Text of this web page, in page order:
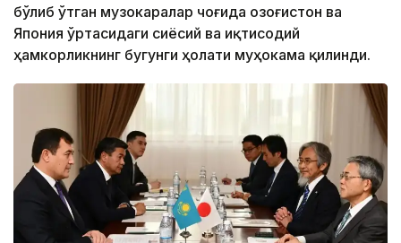
бўлиб ўтган музокаралар чоғида Қозоғистон ва
Япония ўртасидаги сиёсий ва иқтисодий
ҳамкорликнинг бугунги ҳолати муҳокама қилинди.